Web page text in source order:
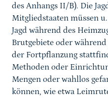
des Anhangs II/B). Die
Mitgliedstaaten müssen
Jagd während des
Brutgebiete oder
der Fortpflanzung
Methoden oder
Mengen oder wahllos
können, wie etwa